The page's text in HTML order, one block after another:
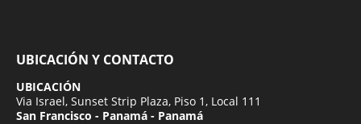
UBICACIÓN Y CONTACTO
UBICACIÓN
Via Israel, Sunset Strip Plaza, Piso 1, Local 111
San Francisco - Panamá - Panamá